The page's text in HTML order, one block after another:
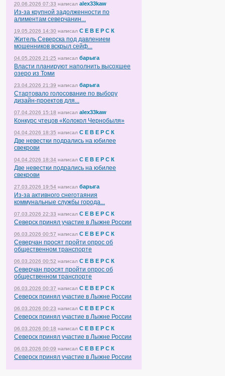
20.06.2026 07:33 написал alex33kaw
Из-за крупной задолженности по
алиментам северчанин...
19.05.2026 14:30 написал С Е В Е Р С К
Житель Северска под давлением
мошенников вскрыл сейф...
04.05.2026 21:25 написал барыга
Власти планируют наполнить высохшее
озеро из Томи
23.04.2026 21:39 написал барыга
Стартовало голосование по выбору
дизайн-проектов для...
07.04.2026 15:18 написал alex33kaw
Конкурс чтецов «Колокол Чернобыля»
04.04.2026 18:35 написал С Е В Е Р С К
Две невестки подрались на юбилее
свекрови
04.04.2026 18:34 написал С Е В Е Р С К
Две невестки подрались на юбилее
свекрови
27.03.2026 19:54 написал барыга
Из-за активного снеготаяния
коммунальные службы города...
07.03.2026 22:33 написал С Е В Е Р С К
Северск принял участие в Лыжне России
06.03.2026 00:57 написал С Е В Е Р С К
Северчан просят пройти опрос об
общественном транспорте
06.03.2026 00:52 написал С Е В Е Р С К
Северчан просят пройти опрос об
общественном транспорте
06.03.2026 00:37 написал С Е В Е Р С К
Северск принял участие в Лыжне России
06.03.2026 00:23 написал С Е В Е Р С К
Северск принял участие в Лыжне России
06.03.2026 00:18 написал С Е В Е Р С К
Северск принял участие в Лыжне России
06.03.2026 00:09 написал С Е В Е Р С К
Северск принял участие в Лыжне России